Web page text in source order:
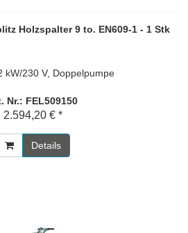
Holzspalter 9 to. EN609-1 - 1 Stk
kW/230 V, Doppelpumpe
Nr.: FEL509150
2.594,20 € *
Details